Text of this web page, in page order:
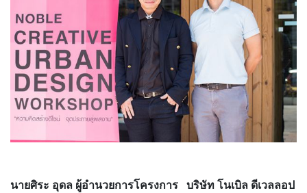
นายศิระ อุดล ผู้อำนวยการโครงการ บริษัท โนเบิล ดีเวลลอป